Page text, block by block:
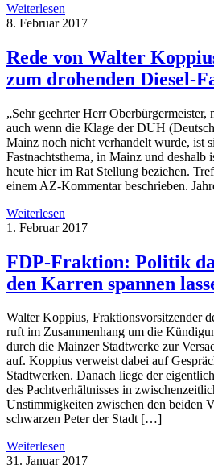
Weiterlesen
8. Februar 2017
Rede von Walter
zum drohenden Diesel-
„Sehr geehrter Herr Oberbürgermeister,
auch wenn die Klage der DUH
Mainz noch nicht verhandelt wurde, ist
Fastnachtsthema, in Mainz und deshalb
heute hier im Rat Stellung beziehen.
einem AZ-Kommentar beschrieben.
Weiterlesen
1. Februar 2017
FDP-Fraktion: Politik
den Karren spannen
Walter Koppius, Fraktionsvorsitzender
ruft im Zusammenhang um die
durch die Mainzer Stadtwerke zur
auf. Koppius verweist dabei auf
Stadtwerken. Danach liege der
des Pachtverhältnisses in
Unstimmigkeiten zwischen den beiden
schwarzen Peter der Stadt […]
Weiterlesen
31. Januar 2017